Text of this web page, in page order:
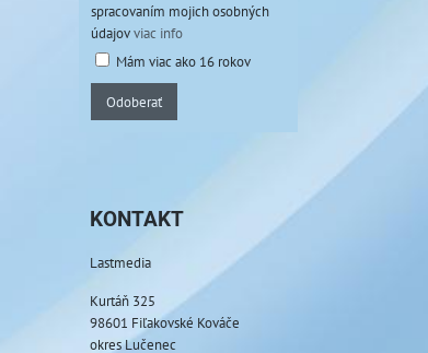
spracovaním mojich osobných
údajovviac info
Mám viac ako 16 rokov
Odoberať
KONTAKT
Lastmedia
Kurtáň 325
98601 Fiľakovské Kováče
okres Lučenec